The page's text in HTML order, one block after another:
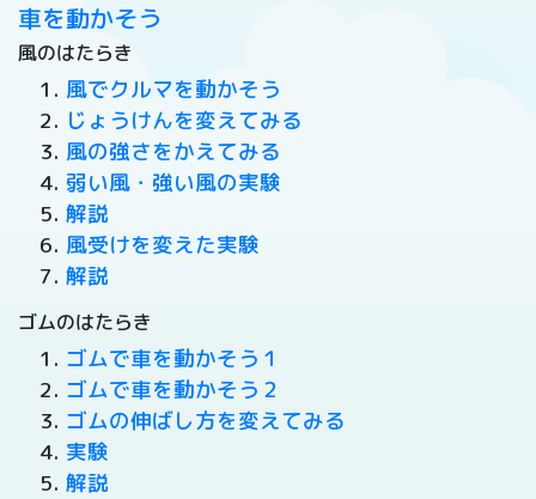
車を動かそう
風のはたらき
風でクルマを動かそう
じょうけんを変えてみる
風の強さをかえてみる
弱い風・強い風の実験
解説
風受けを変えた実験
解説
ゴムのはたらき
ゴムで車を動かそう１
ゴムで車を動かそう２
ゴムの伸ばし方を変えてみる
実験
解説